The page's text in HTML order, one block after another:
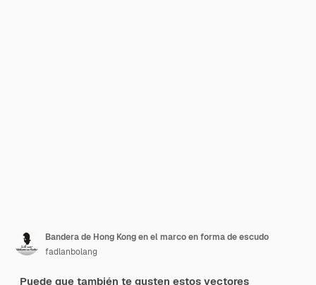
Bandera de Hong Kong en el marco en forma de escudo
fadlanbolang
Puede que también te gusten estos vectores